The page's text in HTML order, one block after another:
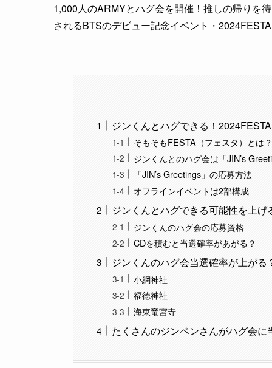
1,000人のARMYとハグ会を開催！推しの帰りを
されるBTSのデビュー記念イベント・
ジンくんとハグできる！
そもそもFESTA（フェスタ）とは
ジンくんとのハグ会は「JIN’s
「JIN’s Greetings」の応募方法
オフラインイベントは2部構成
ジンくんとハグできる可能性を上げ
ジンくんのハグ会の応募資格
CDを積むと当選確率があがる？
ジンくんのハグ会当選確率が上が
小網神社
福徳神社
海東竜宮寺
たくさんのジンペンさんがハグ会に